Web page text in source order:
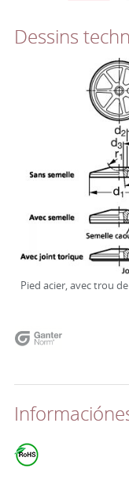
Dessins
Pied acier, avec trou